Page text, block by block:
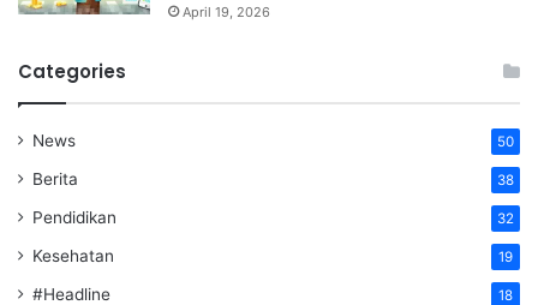
April 19, 2026
Categories
News 50
Berita 38
Pendidikan 32
Kesehatan 19
#Headline 18